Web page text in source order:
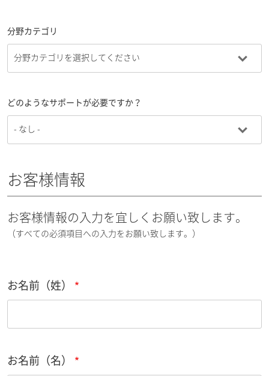
分野カテゴリ
どのようなサポートが必要ですか？
お客様情報
お客様情報の入力を宜しくお願い致します。
（すべての必須項目への入力をお願い致します。）
お名前（姓）
お名前（名）